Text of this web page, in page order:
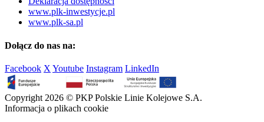
www.plk-inwestycje.pl
www.plk-sa.pl
Dołącz do nas na:
Facebook X Youtube Instagram LinkedIn
Copyright 2026 © PKP Polskie Linie Kolejowe S.A.
Informacja o plikach cookie